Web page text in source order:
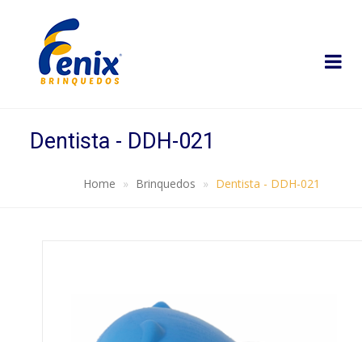
Dentista - DDH-021
Home Brinquedos Dentista - DDH-021